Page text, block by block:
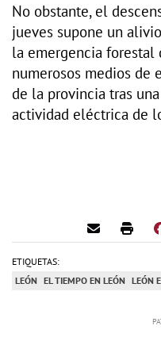
No obstante, el
jueves supone un
la emergencia
numerosos medios de
de la provincia tras
actividad eléctrica de
ETIQUETAS:
LEÓN EL TIEMPO EN LEÓN LEÓN